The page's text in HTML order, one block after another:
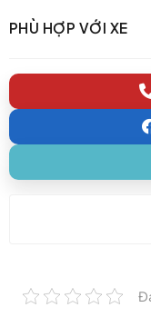
PHÙ HỢP VỚI XE